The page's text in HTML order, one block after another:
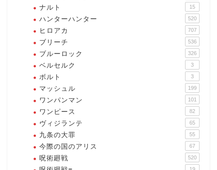
ナルト 15
ハンターハンター 520
ヒロアカ 707
ブリーチ 536
ブルーロック 326
ベルセルク 3
ボルト 3
マッシュル 199
ワンパンマン 101
ワンピース 82
ヴィジランテ 65
九条の大罪 55
今際の国のアリス 67
呪術廻戦 520